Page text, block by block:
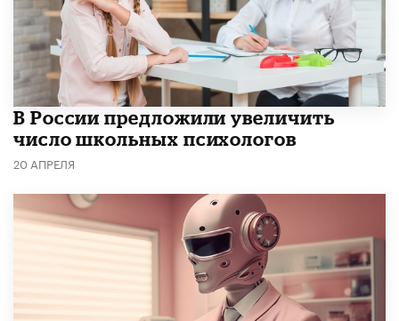
В России предложили увеличить
число школьных психологов
20 АПРЕЛЯ